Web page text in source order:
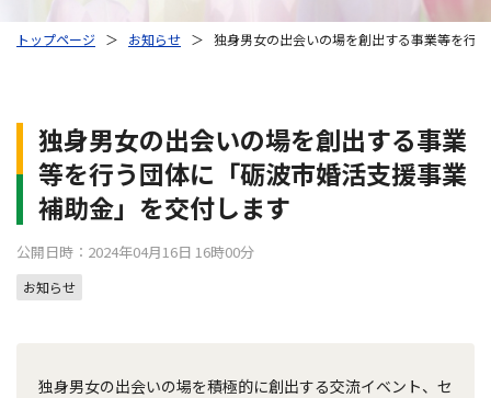
トップページ ＞ お知らせ ＞ 独身男女の出会いの場を創出する事業等を行
独身男女の出会いの場を創出する事業
等を行う団体に「砺波市婚活支援事業
補助金」を交付します
公開日時：2024年04月16日 16時00分
お知らせ
独身男女の出会いの場を積極的に創出する交流イベント、セ